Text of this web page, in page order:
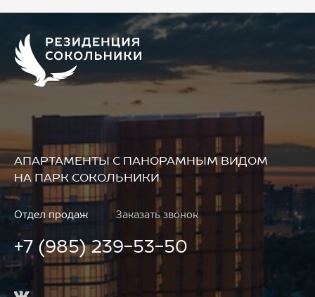
АПАРТАМЕНТЫ С ПАНОРАМНЫМ ВИДОМ
НА ПАРК СОКОЛЬНИКИ
Отдел продаж Заказать звонок
+7 (985) 239-53-50